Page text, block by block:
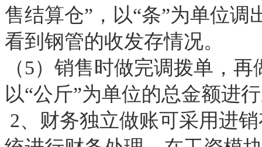
售结算仓”，以“条”为单位调
看到钢管的收发存情况。
（5）销售时做完调拨单，
以“公斤”为单位的总金额进
2、财务独立做账可采用进